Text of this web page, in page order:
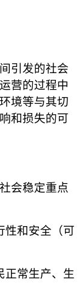
引发的社会
营的过程中
境等与其切
和损失的可
会稳定重点
性和安全（可
正常生产、生